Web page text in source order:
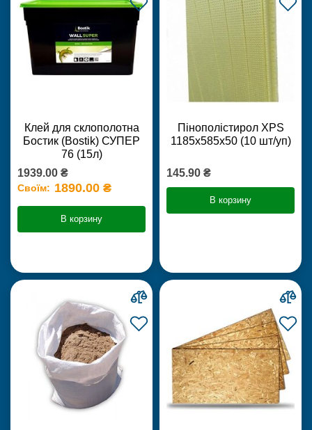
Клей для склополотна
Бостик (Bostik) СУПЕР
76 (15л)
1939.00 ₴
Своїм: 1890.00 ₴
В корзину
Пінополістирол XPS
1185х585х50 (10 шт/уп)
145.90 ₴
В корзину